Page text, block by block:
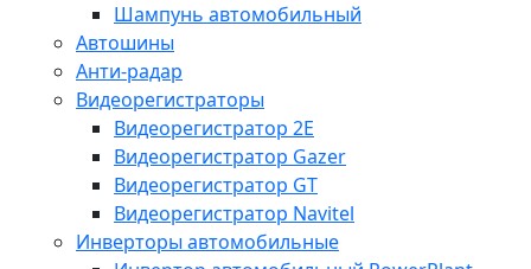
Шампунь автомобильный
Автошины
Анти-радар
Видеорегистраторы
Видеорегистратор 2E
Видеорегистратор Gazer
Видеорегистратор GT
Видеорегистратор Navitel
Инверторы автомобильные